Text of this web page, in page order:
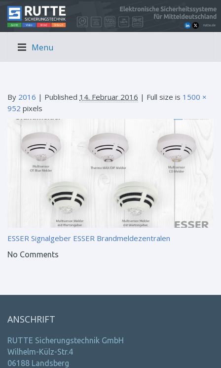
Menu
By 2016 | Published 14. Februar 2016 | Full size is 1500 ×
952 pixels
ESSER Signalgeber ESSER Brandmeldezentralen
No Comments
ANSCHRIFT
RUTTE Sicherungstechnik GmbH
Wilhelm-Külz-Str.4
06188 Landsberg